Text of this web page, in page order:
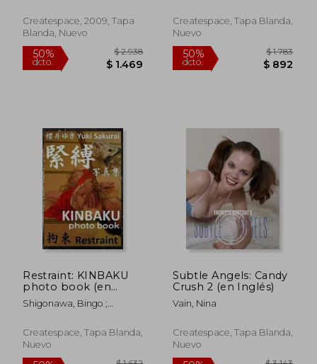
50%
dcto. $ 815 dcto. $
Createspace, 2009, Tapa
Blanda, Nuevo
Createspace, Tapa Blanda,
Nuevo
Restraint: KINBAKU
photo book (en
Inglés)
Shigonawa, Bingo ;
Createspace, Tapa Blanda,
Nuevo
Subtle Angels: Candy
Crush 2 (en Inglés)
Vain, Nina
Createspace, Tapa Blanda,
Nuevo